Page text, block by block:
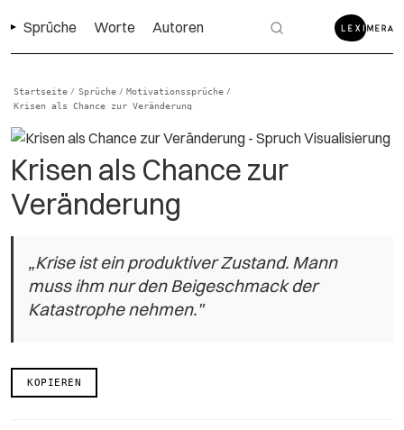
Sprüche Worte Autoren
Startseite / Sprüche / Motivationssprüche /
Krisen als Chance zur Veränderung
Krisen als Chance zur
Veränderung
„Krise ist ein produktiver Zustand. Mann
muss ihm nur den Beigeschmack der
Katastrophe nehmen."
KOPIEREN